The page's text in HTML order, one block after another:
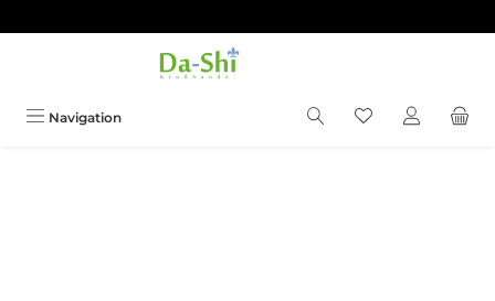
Navigation Du hast 0